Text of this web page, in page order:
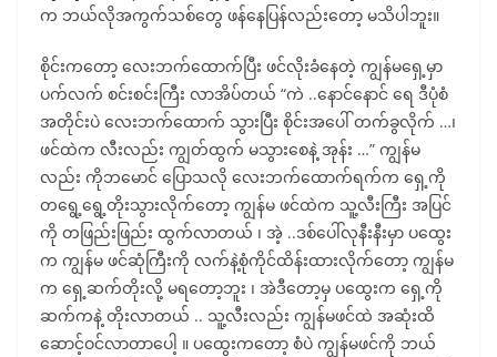
က ဘယ်လိုအကွက်သစ်တွေ ဖန်နေပြန်လည်းတော့ မသိပါဘူး။
စိုင်းကတော့ လေးဘက်ထောက်ပြီး ဖင်လိုးခံနေတဲ့ ကျွန်မရှေ့မှာ
ပက်လက် စင်းစင်းကြီး လာအိပ်တယ် “ကဲ ..နောင်နောင် ရေ ဒီပုံစံ
အတိုင်းပဲ လေးဘက်ထောက် သွားပြီး စိုင်းအပေါ် တက်ခွလိုက် …၊
ဖင်ထဲက လီးလည်း ကျွတ်ထွက် မသွားစေနဲ့ အုန်း …” ကျွန်မ
လည်း ကိုဘမောင် ပြောသလို လေးဘက်ထောက်ရက်က ရှေ့ကို
တရွေ့ရွေ့တိုးသွားလိုက်တော့ ကျွန်မ ဖင်ထဲက သူ့လီးကြီး အပြင်
ကို တဖြည်းဖြည်း ထွက်လာတယ် ၊ အဲ့ ..ဒစ်ပေါ်လုနီးနီးမှာ ပထွေး
က ကျွန်မ ဖင်ဆုံကြီးကို လက်နဲ့စုံကိုင်ထိန်းထားလိုက်တော့ ကျွန်မ
က ရှေ့ဆက်တိုးလို့ မရတော့ဘူး ၊ အဲဒီတော့မှ ပထွေးက ရှေ့ကို
ဆက်ကနဲ့ တိုးလာတယ် .. သူ့လီးလည်း ကျွန်မဖင်ထဲ အဆုံးထိ
ဆောင့်ဝင်လာတာပေါ့ ။ ပထွေးကတော့ စံပဲ ကျွန်မဖင်ကို ဘယ်